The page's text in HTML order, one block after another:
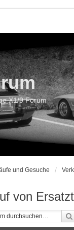
X1/9 Forum
und Gesuche
von